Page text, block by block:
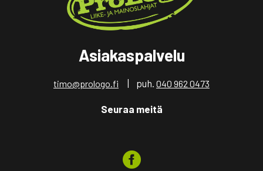
Asiakaspalvelu
timo@prologo.fi | puh. 040 962 0473
Seuraa meitä